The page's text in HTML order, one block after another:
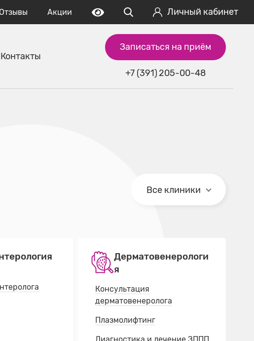
Отзывы Акции Личный кабинет
Контакты
+7 (391) 205-00-48
Записаться на приём
Все клиники
Дерматовенерологи
я
Консультация
дерматовенеролога
Плазмолифтинг